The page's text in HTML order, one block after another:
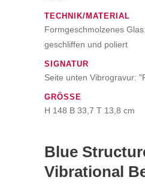
TECHNIK/MATERIAL
Formgeschmolzenes
geschliffen und poliert
SIGNATUR
Seite unten Vibrogravur:
GRÖSSE
H 148 B 33,7 T 13,8 cm
Blue
Vibrational